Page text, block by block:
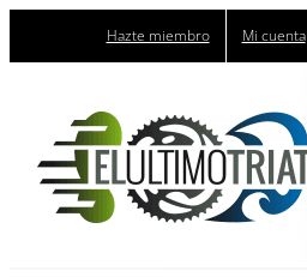
Hazte miembro Mi cuenta